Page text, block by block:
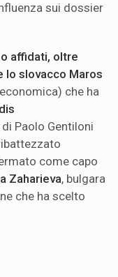
sui dossier
affidati, oltre
lo slovacco Maros
che ha
Paolo Gentiloni
come capo
Zaharieva, bulgara
che ha scelto